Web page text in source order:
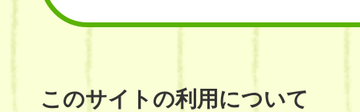
このサイトの利用について